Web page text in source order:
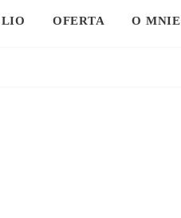
OFERTA O MNIE